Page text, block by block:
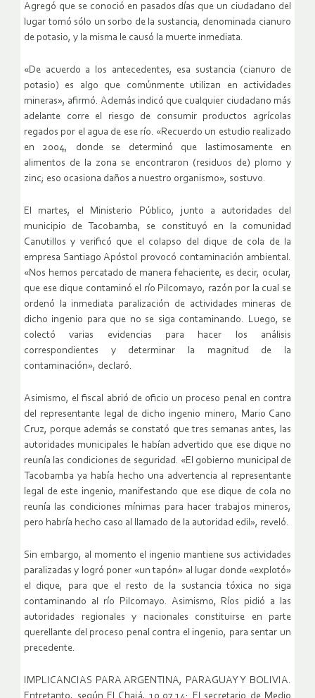
Agregó que se conoció en pasados días que un ciudadano del
lugar tomó sólo un sorbo de la sustancia, denominada cianuro
de potasio, y la misma le causó la muerte inmediata.
«De acuerdo a los antecedentes, esa sustancia (cianuro de
potasio) es algo que comúnmente utilizan en actividades
mineras», afirmó. Además indicó que cualquier ciudadano más
adelante corre el riesgo de consumir productos agrícolas
regados por el agua de ese río. «Recuerdo un estudio realizado
en 2004, donde se determinó que lastimosamente en
alimentos de la zona se encontraron (residuos de) plomo y
zinc; eso ocasiona daños a nuestro organismo», sostuvo.
El martes, el Ministerio Público, junto a autoridades del
municipio de Tacobamba, se constituyó en la comunidad
Canutillos y verificó que el colapso del dique de cola de la
empresa Santiago Apóstol provocó contaminación ambiental.
«Nos hemos percatado de manera fehaciente, es decir, ocular,
que ese dique contaminó el río Pilcomayo, razón por la cual se
ordenó la inmediata paralización de actividades mineras de
dicho ingenio para que no se siga contaminando. Luego, se
colectó varias evidencias para hacer los análisis
correspondientes y determinar la magnitud de la
contaminación», declaró.
Asimismo, el fiscal abrió de oficio un proceso penal en contra
del representante legal de dicho ingenio minero, Mario Cano
Cruz, porque además se constató que tres semanas antes, las
autoridades municipales le habían advertido que ese dique no
reunía las condiciones de seguridad. «El gobierno municipal de
Tacobamba ya había hecho una advertencia al representante
legal de este ingenio, manifestando que ese dique de cola no
reunía las condiciones mínimas para hacer trabajos mineros,
pero habría hecho caso al llamado de la autoridad edil», reveló.
Sin embargo, al momento el ingenio mantiene sus actividades
paralizadas y logró poner «un tapón» al lugar donde «explotó»
el dique, para que el resto de la sustancia tóxica no siga
contaminando al río Pilcomayo. Asimismo, Ríos pidió a las
autoridades regionales y nacionales constituirse en parte
querellante del proceso penal contra el ingenio, para sentar un
precedente.
IMPLICANCIAS PARA ARGENTINA, PARAGUAY Y BOLIVIA.